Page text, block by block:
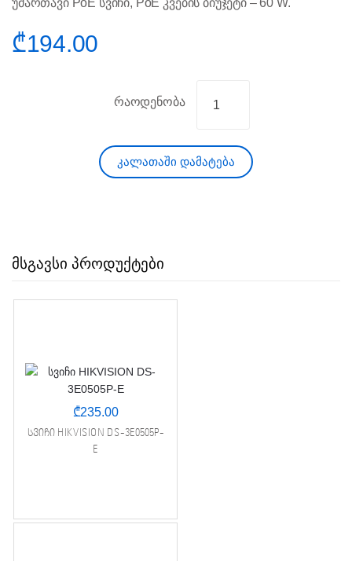
უმართავი PoE სვიჩი, PoE კვების ბიუჯეტი – 60 W.
₾194.00
რაოდენობა
კალათაში დამატება
მსგავსი პროდუქტები
₾235.00
სვიჩი HIKVISION DS-3E0505P-
E